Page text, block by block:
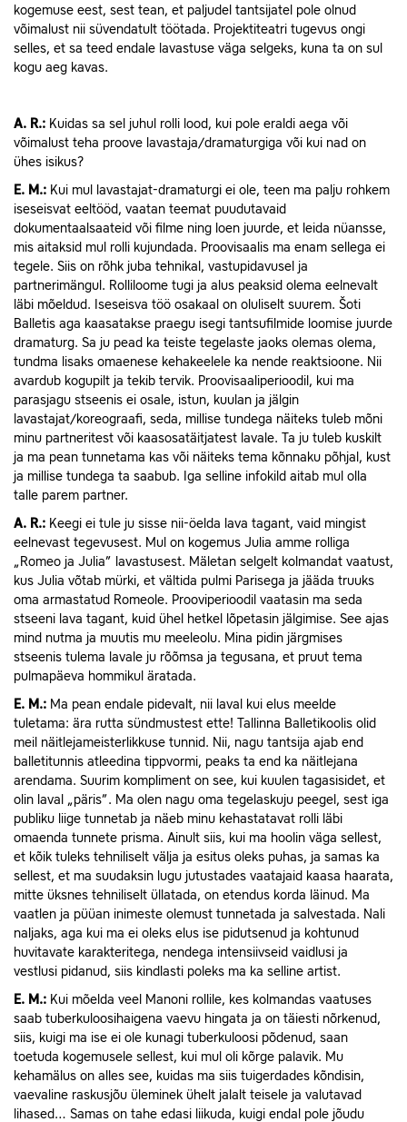
kogemuse eest, sest tean, et paljudel tantsijatel pole olnud
võimalust nii süvendatult töötada. Projektiteatri tugevus ongi
selles, et sa teed endale lavastuse väga selgeks, kuna ta on sul
kogu aeg kavas.
A. R.: Kuidas sa sel juhul rolli lood, kui pole eraldi aega või
võimalust teha proove lavastaja/dramaturgiga või kui nad on
ühes isikus?
E. M.: Kui mul lavastajat-dramaturgi ei ole, teen ma palju rohkem
iseseisvat eeltööd, vaatan teemat puudutavaid
dokumentaalsaateid või filme ning loen juurde, et leida nüansse,
mis aitaksid mul rolli kujundada. Proovisaalis ma enam sellega ei
tegele. Siis on rõhk juba tehnikal, vastupidavusel ja
partnerimängul. Rolliloome tugi ja alus peaksid olema eelnevalt
läbi mõeldud. Iseseisva töö osakaal on oluliselt suurem. Šoti
Balletis aga kaasatakse praegu isegi tantsufilmide loomise juurde
dramaturg. Sa ju pead ka teiste tegelaste jaoks olemas olema,
tundma lisaks omaenese kehakeelele ka nende reaktsioone. Nii
avardub kogupilt ja tekib tervik. Proovisaaliperioodil, kui ma
parasjagu stseenis ei osale, istun, kuulan ja jälgin
lavastajat/koreograafi, seda, millise tundega näiteks tuleb mõni
minu partneritest või kaasosatäitjatest lavale. Ta ju tuleb kuskilt
ja ma pean tunnetama kas või näiteks tema kõnnaku põhjal, kust
ja millise tundega ta saabub. Iga selline infokild aitab mul olla
talle parem partner.
A. R.: Keegi ei tule ju sisse nii-öelda lava tagant, vaid mingist
eelnevast tegevusest. Mul on kogemus Julia amme rolliga
„Romeo ja Julia” lavastusest. Mäletan selgelt kolmandat vaatust,
kus Julia võtab mürki, et vältida pulmi Parisega ja jääda truuks
oma armastatud Romeole. Prooviperioodil vaatasin ma seda
stseeni lava tagant, kuid ühel hetkel lõpetasin jälgimise. See ajas
mind nutma ja muutis mu meeleolu. Mina pidin järgmises
stseenis tulema lavale ju rõõmsa ja tegusana, et pruut tema
pulmapäeva hommikul äratada.
E. M.: Ma pean endale pidevalt, nii laval kui elus meelde
tuletama: ära rutta sündmustest ette! Tallinna Balletikoolis olid
meil näitlejameisterlikkuse tunnid. Nii, nagu tantsija ajab end
balletitunnis atleedina tippvormi, peaks ta end ka näitlejana
arendama. Suurim kompliment on see, kui kuulen tagasisidet, et
olin laval „päris”. Ma olen nagu oma tegelaskuju peegel, sest iga
publiku liige tunnetab ja näeb minu kehastatavat rolli läbi
omaenda tunnete prisma. Ainult siis, kui ma hoolin väga sellest,
et kõik tuleks tehniliselt välja ja esitus oleks puhas, ja samas ka
sellest, et ma suudaksin lugu jutustades vaatajaid kaasa haarata,
mitte üksnes tehniliselt üllatada, on etendus korda läinud. Ma
vaatlen ja püüan inimeste olemust tunnetada ja salvestada. Nali
naljaks, aga kui ma ei oleks elus ise pidutsenud ja kohtunud
huvitavate karakteritega, nendega intensiivseid vaidlusi ja
vestlusi pidanud, siis kindlasti poleks ma ka selline artist.
E. M.: Kui mõelda veel Manoni rollile, kes kolmandas vaatuses
saab tuberkuloosihaigena vaevu hingata ja on täiesti nõrkenud,
siis, kuigi ma ise ei ole kunagi tuberkuloosi põdenud, saan
toetuda kogemusele sellest, kui mul oli kõrge palavik. Mu
kehamälus on alles see, kuidas ma siis tuigerdades kõndisin,
vaevaline raskusjõu üleminek ühelt jalalt teisele ja valutavad
lihased… Samas on tahe edasi liikuda, kuigi endal pole jõudu